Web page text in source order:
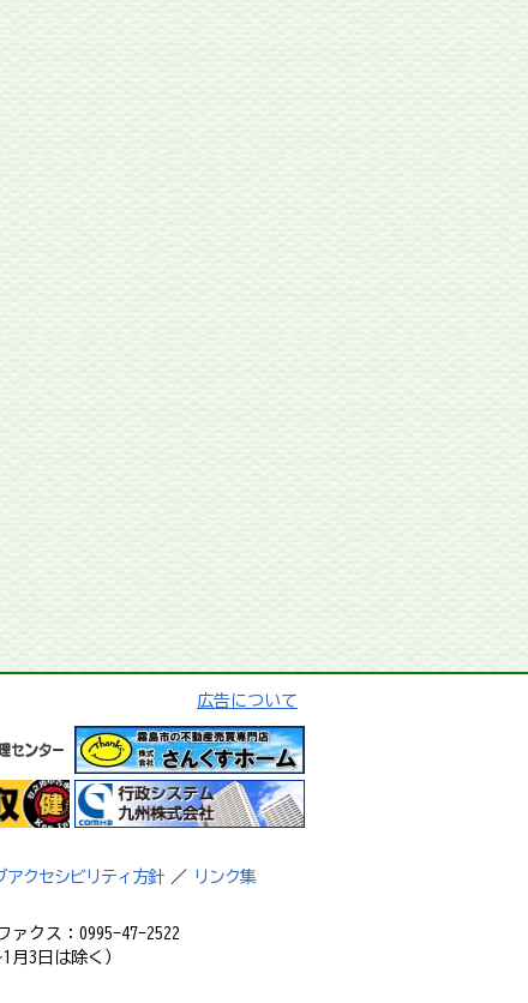
広告について
アクセシビリティ方針 ／ リンク集
クス：0995-47-2522
3日は除く）